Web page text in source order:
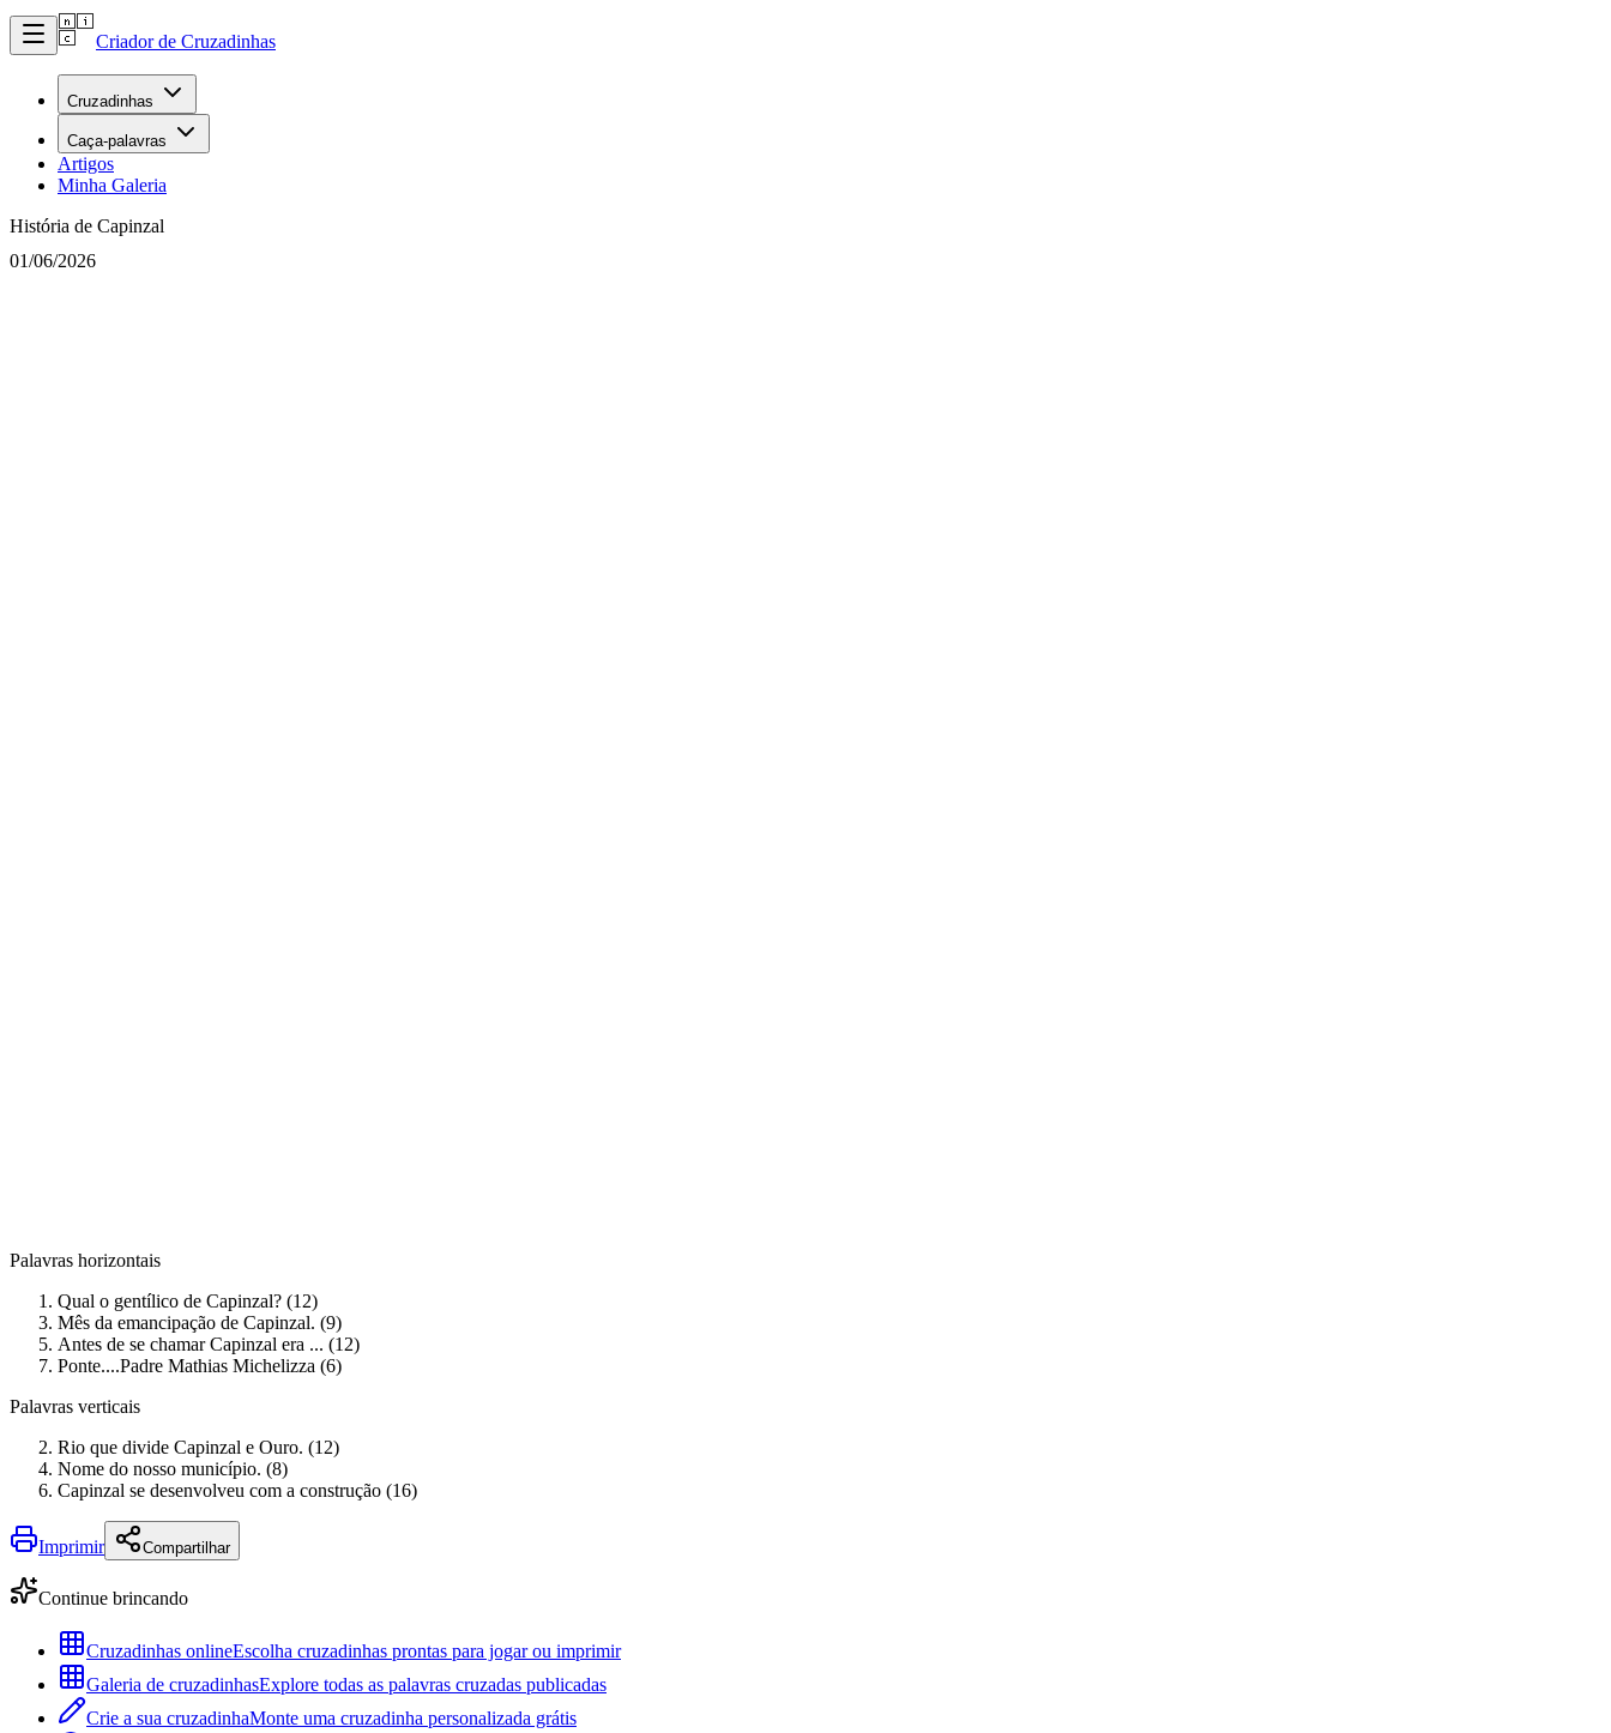
Criador de Cruzadinhas
Cruzadinhas
Caça-palavras
Artigos
Minha Galeria
História de Capinzal
01/06/2026
Palavras horizontais
Qual o gentílico de Capinzal? (12)
Mês da emancipação de Capinzal. (9)
Antes de se chamar Capinzal era ... (12)
Ponte....Padre Mathias Michelizza (6)
Palavras verticais
Rio que divide Capinzal e Ouro. (12)
Nome do nosso município. (8)
Capinzal se desenvolveu com a construção (16)
Imprimir Compartilhar
Continue brincando
Cruzadinhas onlineEscolha cruzadinhas prontas para jogar ou imprimir
Galeria de cruzadinhasExplore todas as palavras cruzadas publicadas
Crie a sua cruzadinhaMonte uma cruzadinha personalizada grátis